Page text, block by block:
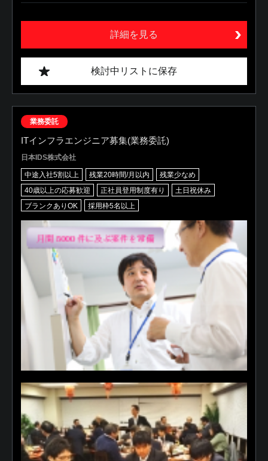
詳細を見る
検討中リストに保存
業務委託
ITインフラエンジニア募集(業務委託)
日本IDS株式会社
中途入社5割以上 残業20時間/月以内
残業少なめ
40歳以上の応募歓迎
正社員登用制度有り
土日祝休み
ブランクありOK
採用枠5名以上